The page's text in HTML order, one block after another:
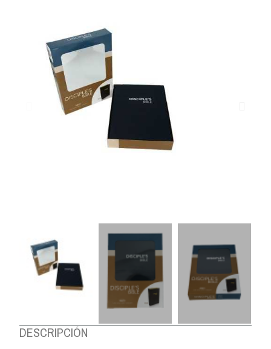
DESCRIPCIÓN